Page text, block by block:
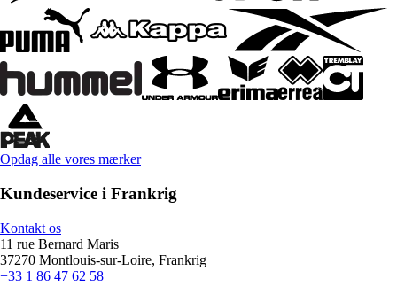
Opdag alle vores mærker
Kundeservice i Frankrig
Kontakt os
11 rue Bernard Maris
37270 Montlouis-sur-Loire, Frankrig
+33 1 86 47 62 58